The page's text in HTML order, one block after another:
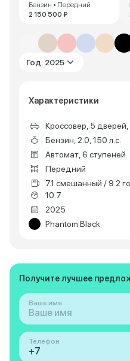
Бензин • Передний
2 150 500 ₽
Год: 2025
Характеристики
Кроссовер, 5
Бензин, 2.0, 150 л.с.
Автомат, 6 ступеней
Передний
7.1 смешанный / 9.2
10.7
2025
Phantom Black
Получите лучшее
Ваше имя
Телефон